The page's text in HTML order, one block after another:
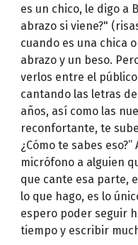
es un chico, le digo a
abrazo si viene?"
cuando es una chica
abrazo y un beso.
verlos entre el
cantando las letras
años, así como las
reconfortante, te sube
¿Cómo te sabes
micrófono a alguien
que cante esa parte,
lo que hago, es lo
espero poder seguir
tiempo y escribir